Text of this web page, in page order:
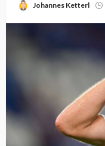
Johannes Ketterl